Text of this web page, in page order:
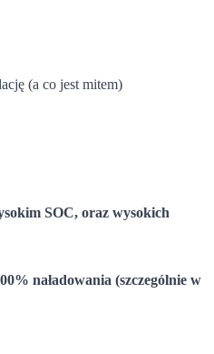
(a co jest mitem)
SOC, oraz wysokich
naładowania (szczególnie w